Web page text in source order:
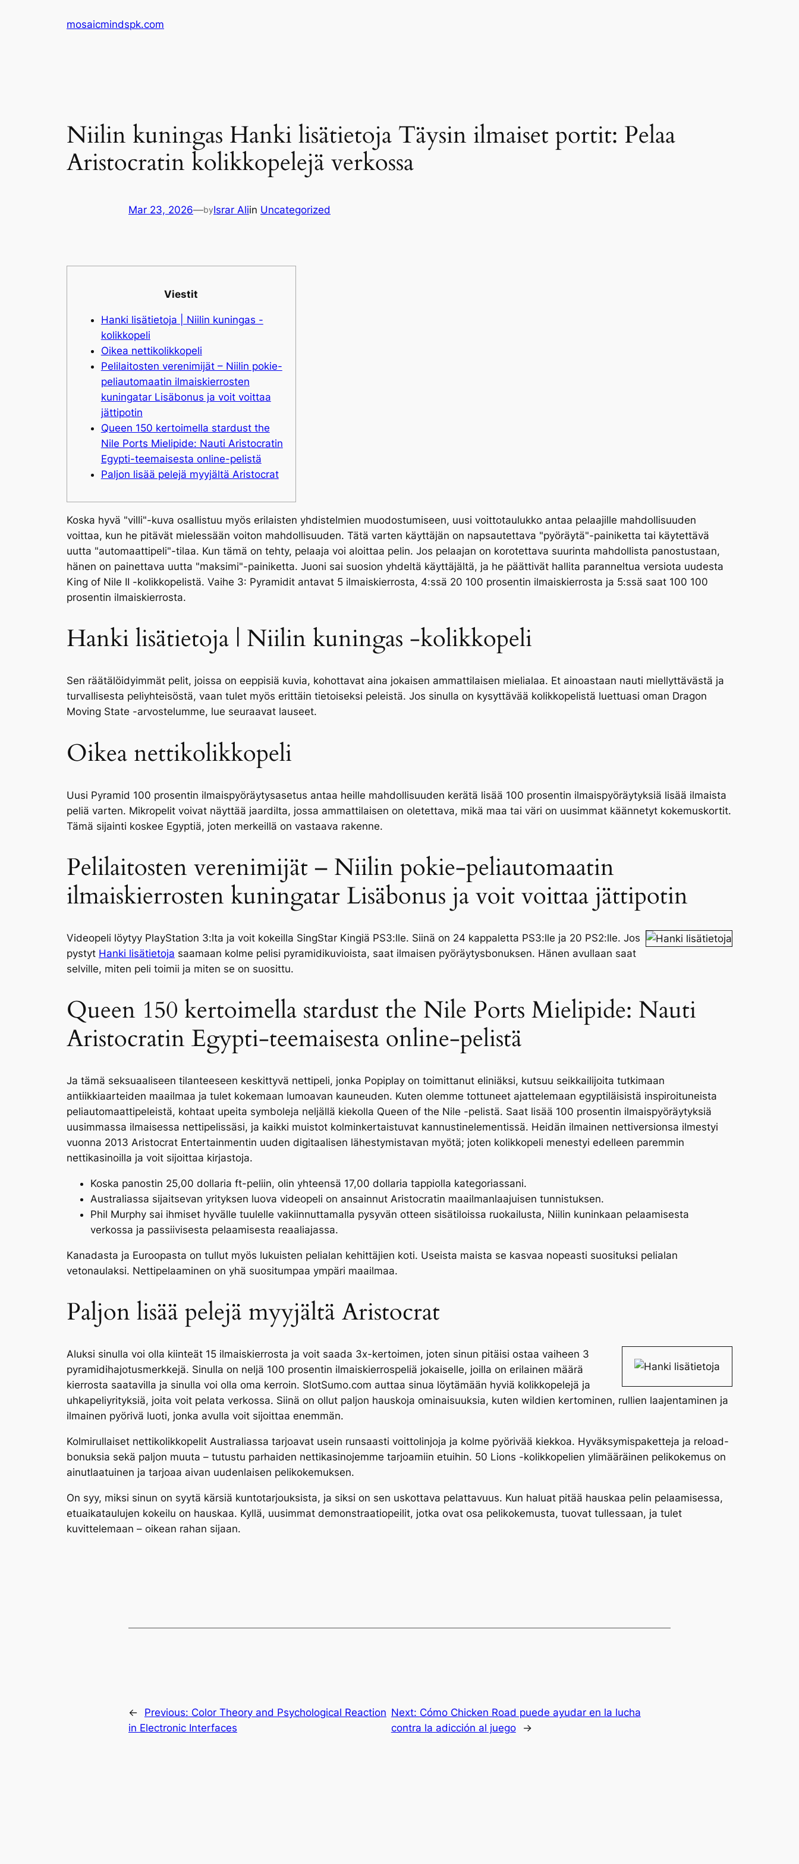
mosaicmindspk.com
Niilin kuningas Hanki lisätietoja Täysin ilmaiset portit: Pelaa
Aristocratin kolikkopelejä verkossa
Mar 23, 2026—byIsrar Aliin Uncategorized
Viestit
Hanki lisätietoja | Niilin kuningas -
kolikkopeli
Oikea nettikolikkopeli
Pelilaitosten verenimijät – Niilin pokie-
peliautomaatin ilmaiskierrosten
kuningatar Lisäbonus ja voit voittaa
jättipotin
Queen 150 kertoimella stardust the
Nile Ports Mielipide: Nauti Aristocratin
Egypti-teemaisesta online-pelistä
Paljon lisää pelejä myyjältä Aristocrat
Koska hyvä "villi"-kuva osallistuu myös erilaisten yhdistelmien muodostumiseen, uusi voittotaulukko antaa pelaajille mahdollisuuden
voittaa, kun he pitävät mielessään voiton mahdollisuuden. Tätä varten käyttäjän on napsautettava "pyöräytä"-painiketta tai käytettävä
uutta "automaattipeli"-tilaa. Kun tämä on tehty, pelaaja voi aloittaa pelin. Jos pelaajan on korotettava suurinta mahdollista panostustaan,
hänen on painettava uutta "maksimi"-painiketta. Juoni sai suosion yhdeltä käyttäjältä, ja he päättivät hallita paranneltua versiota uudesta
King of Nile II -kolikkopelistä. Vaihe 3: Pyramidit antavat 5 ilmaiskierrosta, 4:ssä 20 100 prosentin ilmaiskierrosta ja 5:ssä saat 100 100
prosentin ilmaiskierrosta.
Hanki lisätietoja | Niilin kuningas -kolikkopeli
Sen räätälöidyimmät pelit, joissa on eeppisiä kuvia, kohottavat aina jokaisen ammattilaisen mielialaa. Et ainoastaan ​​nauti miellyttävästä ja
turvallisesta peliyhteisöstä, vaan tulet myös erittäin tietoiseksi peleistä. Jos sinulla on kysyttävää kolikkopelistä luettuasi oman Dragon
Moving State -arvostelumme, lue seuraavat lauseet.
Oikea nettikolikkopeli
Uusi Pyramid 100 prosentin ilmaispyöräytysasetus antaa heille mahdollisuuden kerätä lisää 100 prosentin ilmaispyöräytyksiä lisää ilmaista
peliä varten. Mikropelit voivat näyttää jaardilta, jossa ammattilaisen on oletettava, mikä maa tai väri on uusimmat käännetyt kokemuskortit.
Tämä sijainti koskee Egyptiä, joten merkeillä on vastaava rakenne.
Pelilaitosten verenimijät – Niilin pokie-peliautomaatin
ilmaiskierrosten kuningatar Lisäbonus ja voit voittaa jättipotin
Videopeli löytyy PlayStation 3:lta ja voit kokeilla SingStar Kingiä PS3:lle. Siinä on 24 kappaletta PS3:lle ja 20 PS2:lle. Jos
pystyt Hanki lisätietoja saamaan kolme pelisi pyramidikuvioista, saat ilmaisen pyöräytysbonuksen. Hänen avullaan saat
selville, miten peli toimii ja miten se on suosittu.
Queen 150 kertoimella stardust the Nile Ports Mielipide: Nauti
Aristocratin Egypti-teemaisesta online-pelistä
Ja tämä seksuaaliseen tilanteeseen keskittyvä nettipeli, jonka Popiplay on toimittanut eliniäksi, kutsuu seikkailijoita tutkimaan
antiikkiaarteiden maailmaa ja tulet kokemaan lumoavan kauneuden. Kuten olemme tottuneet ajattelemaan egyptiläisistä inspiroituneista
peliautomaattipeleistä, kohtaat upeita symboleja neljällä kiekolla Queen of the Nile -pelistä. Saat lisää 100 prosentin ilmaispyöräytyksiä
uusimmassa ilmaisessa nettipelissäsi, ja kaikki muistot kolminkertaistuvat kannustinelementissä. Heidän ilmainen nettiversionsa ilmestyi
vuonna 2013 Aristocrat Entertainmentin uuden digitaalisen lähestymistavan myötä; joten kolikkopeli menestyi edelleen paremmin
nettikasinoilla ja voit sijoittaa kirjastoja.
Koska panostin 25,00 dollaria ft-peliin, olin yhteensä 17,00 dollaria tappiolla kategoriassani.
Australiassa sijaitsevan yrityksen luova videopeli on ansainnut Aristocratin maailmanlaajuisen tunnistuksen.
Phil Murphy sai ihmiset hyvälle tuulelle vakiinnuttamalla pysyvän otteen sisätiloissa ruokailusta, Niilin kuninkaan pelaamisesta
verkossa ja passiivisesta pelaamisesta reaaliajassa.
Kanadasta ja Euroopasta on tullut myös lukuisten pelialan kehittäjien koti. Useista maista se kasvaa nopeasti suosituksi pelialan
vetonaulaksi. Nettipelaaminen on yhä suositumpaa ympäri maailmaa.
Paljon lisää pelejä myyjältä Aristocrat
Aluksi sinulla voi olla kiinteät 15 ilmaiskierrosta ja voit saada 3x-kertoimen, joten sinun pitäisi ostaa vaiheen 3
pyramidihajotusmerkkejä. Sinulla on neljä 100 prosentin ilmaiskierrospeliä jokaiselle, joilla on erilainen määrä
kierrosta saatavilla ja sinulla voi olla oma kerroin. SlotSumo.com auttaa sinua löytämään hyviä kolikkopelejä ja
uhkapeliyrityksiä, joita voit pelata verkossa. Siinä on ollut paljon hauskoja ominaisuuksia, kuten wildien kertominen, rullien laajentaminen ja
ilmainen pyörivä luoti, jonka avulla voit sijoittaa enemmän.
Kolmirullaiset nettikolikkopelit Australiassa tarjoavat usein runsaasti voittolinjoja ja kolme pyörivää kiekkoa. Hyväksymispaketteja ja reload-
bonuksia sekä paljon muuta – tutustu parhaiden nettikasinojemme tarjoamiin etuihin. 50 Lions -kolikkopelien ylimääräinen pelikokemus on
ainutlaatuinen ja tarjoaa aivan uudenlaisen pelikokemuksen.
On syy, miksi sinun on syytä kärsiä kuntotarjouksista, ja siksi on sen uskottava pelattavuus. Kun haluat pitää hauskaa pelin pelaamisessa,
etuaikataulujen kokeilu on hauskaa. Kyllä, uusimmat demonstraatiopeilit, jotka ovat osa pelikokemusta, tuovat tullessaan, ja tulet
kuvittelemaan – oikean rahan sijaan.
← Previous: Color Theory and Psychological Reaction
in Electronic Interfaces
Next: Cómo Chicken Road puede ayudar en la lucha
contra la adicción al juego
→